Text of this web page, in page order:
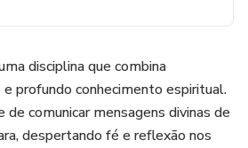
disciplina que combina
e profundo conhecimento espiritual.
comunicar mensagens divinas de
despertando fé e reflexão nos